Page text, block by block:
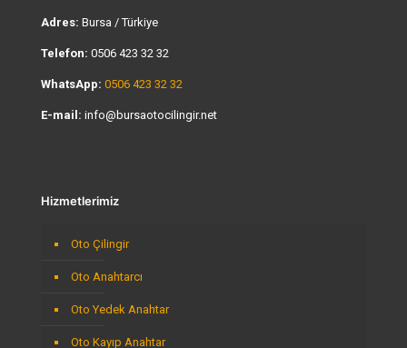
Adres: Bursa / Türkiye
Telefon: 0506 423 32 32
WhatsApp: 0506 423 32 32
E-mail: info@bursaotocilingir.net
Hizmetlerimiz
Oto Çilingir
Oto Anahtarcı
Oto Yedek Anahtar
Oto Kayıp Anahtar